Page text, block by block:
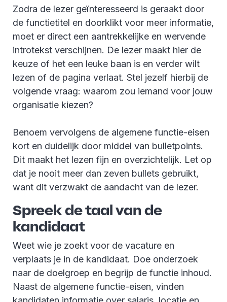
Zodra de lezer geïnteresseerd is geraakt door
de functietitel en doorklikt voor meer informatie,
moet er direct een aantrekkelijke en wervende
introtekst verschijnen. De lezer maakt hier de
keuze of het een leuke baan is en verder wilt
lezen of de pagina verlaat. Stel jezelf hierbij de
volgende vraag: waarom zou iemand voor jouw
organisatie kiezen?
Benoem vervolgens de algemene functie-eisen
kort en duidelijk door middel van bulletpoints.
Dit maakt het lezen fijn en overzichtelijk. Let op
dat je nooit meer dan zeven bullets gebruikt,
want dit verzwakt de aandacht van de lezer.
Spreek de taal van de
kandidaat
Weet wie je zoekt voor de vacature en
verplaats je in de kandidaat. Doe onderzoek
naar de doelgroep en begrijp de functie inhoud.
Naast de algemene functie-eisen, vinden